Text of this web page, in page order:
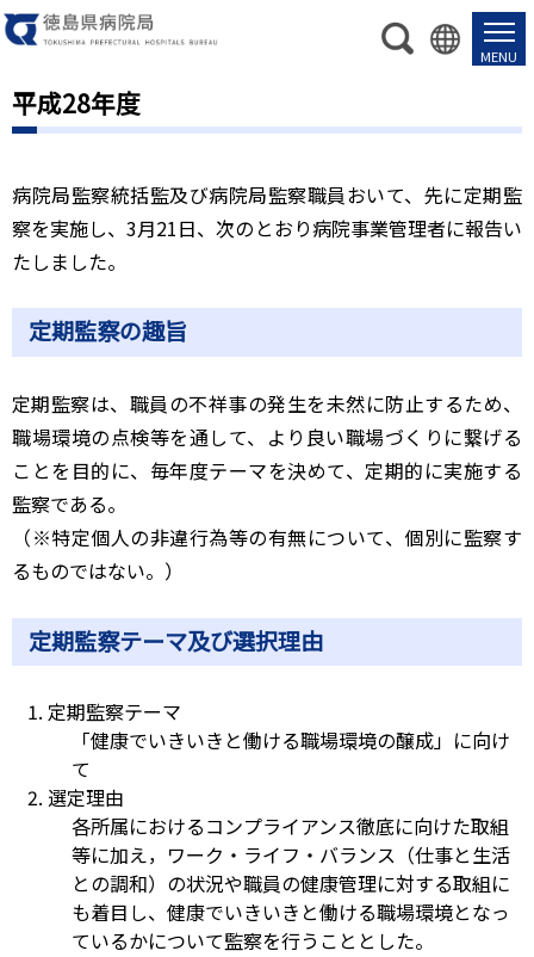
平成28年度
病院局監察統括監及び病院局監察職員おいて、先に定期監
察を実施し、3月21日、次のとおり病院事業管理者に報告い
たしました。
定期監察の趣旨
定期監察は、職員の不祥事の発生を未然に防止するため、
職場環境の点検等を通して、より良い職場づくりに繋げる
ことを目的に、毎年度テーマを決めて、定期的に実施する
監察である。
（※特定個人の非違行為等の有無について、個別に監察す
るものではない。）
定期監察テーマ及び選択理由
定期監察テーマ
「健康でいきいきと働ける職場環境の醸成」に向け
て
選定理由
各所属におけるコンプライアンス徹底に向けた取組
等に加え，ワーク・ライフ・バランス（仕事と生活
との調和）の状況や職員の健康管理に対する取組に
も着目し、健康でいきいきと働ける職場環境となっ
ているかについて監察を行うこととした。